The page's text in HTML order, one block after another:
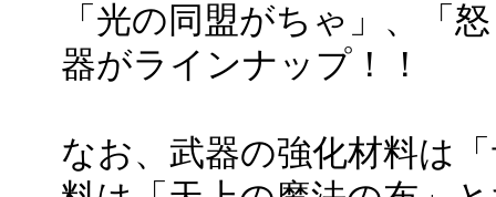
「光の同盟がちゃ」、「
器がラインナップ！！
なお、武器の強化材料は